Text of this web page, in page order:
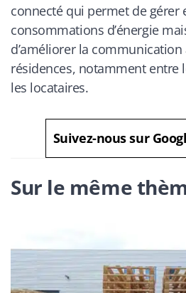
connecté qui permet de gérer
consommations d’énergie
d’améliorer la communication
résidences, notamment entre
les locataires.
Suivez-nous sur
Sur le même